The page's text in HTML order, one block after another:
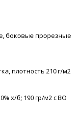
боковые прорезные
плотность 210 г/м2
х/б; 190 гр/м2 с ВО